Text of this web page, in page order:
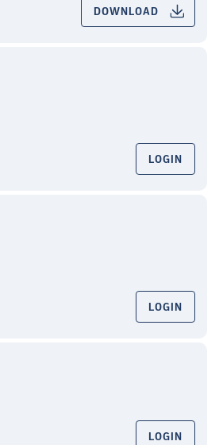
DOWNLOAD
LOGIN
LOGIN
LOGIN